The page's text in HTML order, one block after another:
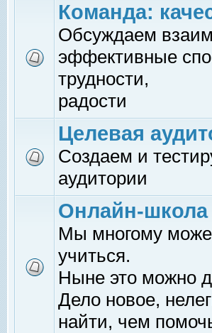
Команда:
Обсуждаем
эффективные
трудности,
радости
Целевая
Создаем и
аудитории
Онлайн-школа
Мы многому
учиться.
Ныне это можно
Дело новое,
найти, чем